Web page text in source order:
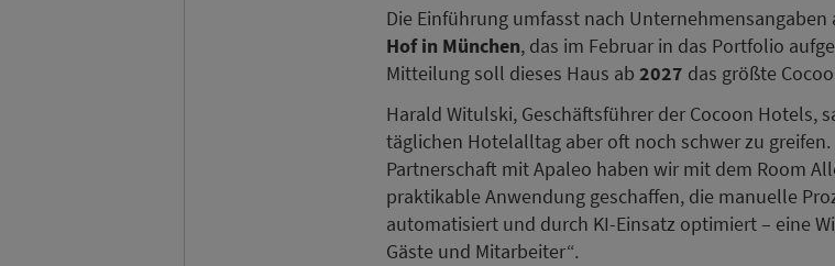
Die Einführung umfasst nach Unternehmensangaben
Hof in München, das im Februar in das Portfolio
Mitteilung soll dieses Haus ab 2027 das größte
Harald Witulski, Geschäftsführer der Cocoon Hotels,
täglichen Hotelalltag aber oft noch schwer zu
Partnerschaft mit Apaleo haben wir mit dem Room
praktikable Anwendung geschaffen, die manuelle
automatisiert und durch KI-Einsatz optimiert – eine
Gäste und Mitarbeiter“.